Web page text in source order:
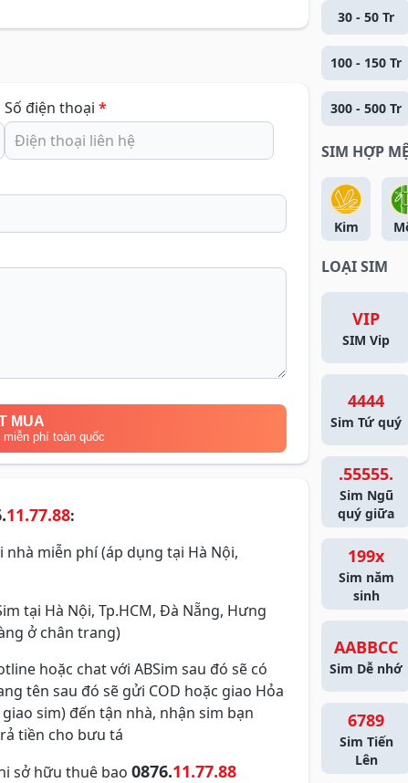
Số điện thoại *
MUA
phí toàn quốc
11.77.88:
nhà miễn phí (áp dụng tại Hà Nội,
tại Hà Nội, Tp.HCM, Đà Nẵng, Hưng
ở chân trang)
hoặc chat với ABSim sau đó sẽ có
tên sau đó sẽ gửi COD hoặc giao Hỏa
sim) đến tận nhà, nhận sim bạn
tiền cho bưu tá
sở hữu thuê bao 0876.11.77.88
30 - 50 Tr
100 - 150 Tr
300 - 500 Tr
SIM HỢP
Kim
LOẠI SIM
VIP
SIM Vip
4444
Sim Tứ quý
.55555.
Sim Ngũ
quý giữa
199x
Sim năm
sinh
AABBCC
Sim Dễ nhớ
6789
Sim Tiến
Lên